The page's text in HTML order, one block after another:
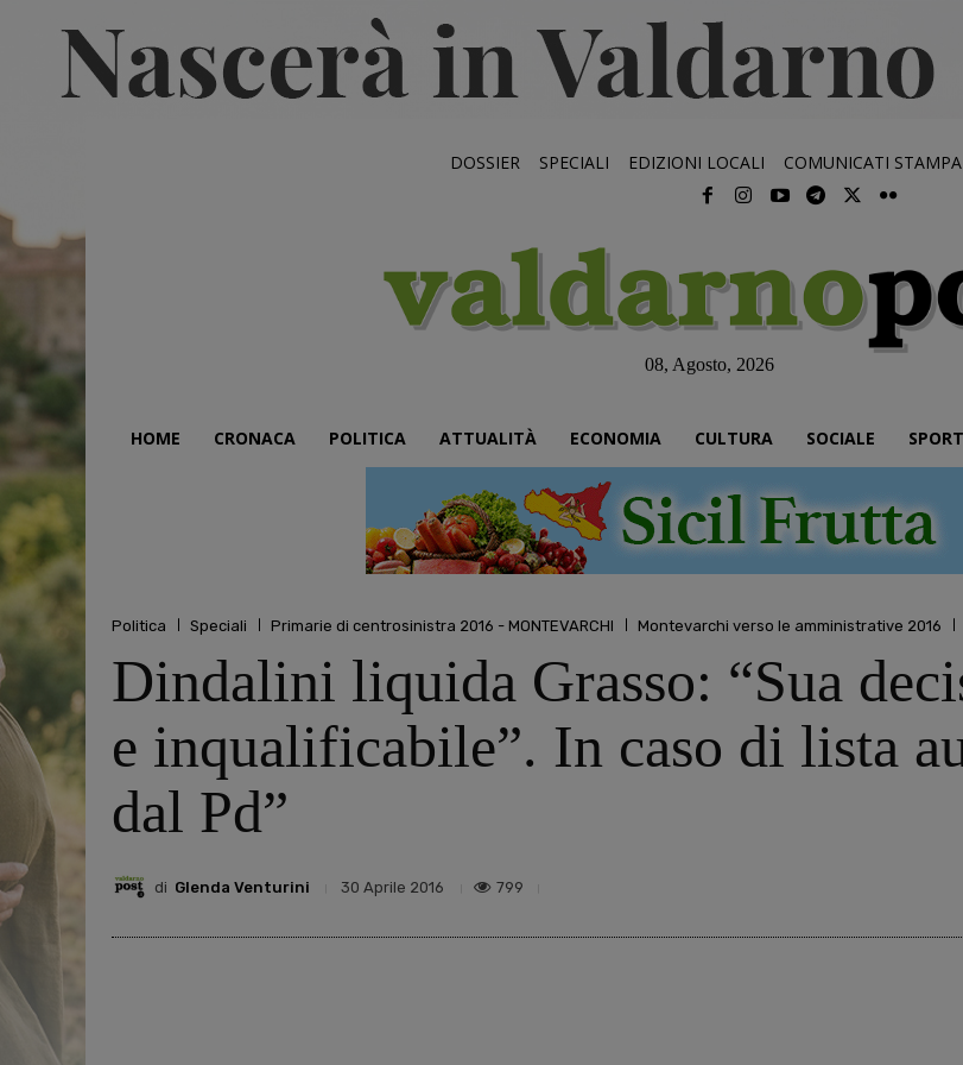
DOSSIER SPECIALI EDIZIONI LOCALI COMUNICATI STAMPA
08, Agosto, 2026
HOME CRONACA POLITICA ATTUALITÀ ECONOMIA CULTURA SOCIALE SPORT
Politica Speciali Primarie di centrosinistra 2016 - MONTEVARCHI Montevarchi verso le amministrative 2016
Dindalini liquida Grasso: “Sua
e inqualificabile”. In caso di lista
dal Pd”
di Glenda Venturini 30 Aprile 2016 799